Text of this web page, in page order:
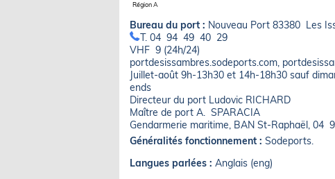
Région A
Bureau du port : Nouveau Port 83380 Les
T. 04 94 49 40 29
VHF 9 (24h/24)
portdesissambres.sodeports.com,
Juillet-août 9h-13h30 et 14h-18h30 sauf
ends
Directeur du port Ludovic RICHARD
Maître de port A. SPARACIA
Gendarmerie maritime, BAN St-Raphaël,
Généralités fonctionnement : Sodeports.
Langues parlées : Anglais (eng)